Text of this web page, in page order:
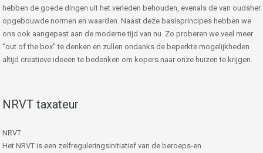
hebben de goede dingen uit het verleden behouden, evenals de van oudsher
opgebouwde normen en waarden. Naast deze basisprincipes hebben we
ons ook aangepast aan de moderne tijd van nu. Zo proberen we veel meer
“out of the box” te denken en zullen ondanks de beperkte mogelijkheden
altijd creatieve ideeën te bedenken om kopers naar onze huizen te krijgen.
NRVT taxateur
NRVT
Het NRVT is een zelfreguleringsinitiatief van de beroeps-en